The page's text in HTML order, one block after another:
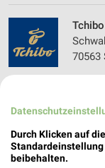
70563
Heute
Durch Klicken auf
beibehalten.